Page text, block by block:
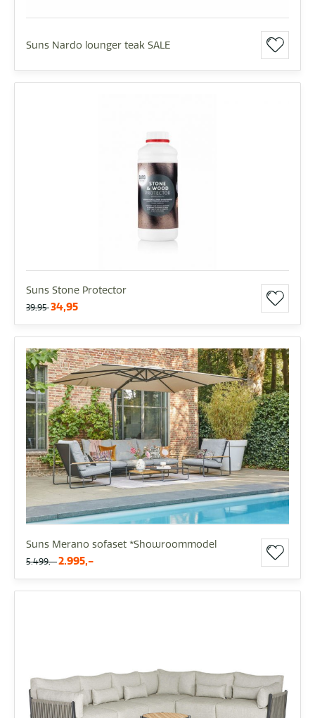
Suns Nardo lounger teak SALE
Suns Stone Protector
39,95 34,95
Suns Merano sofaset *Showroommodel
5.499,- 2.995,-